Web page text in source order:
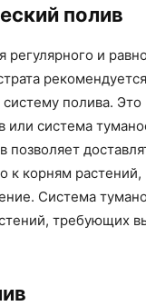
полив
регулярного и
систему полива.
или система
позволяет
к корням
Система
требующих